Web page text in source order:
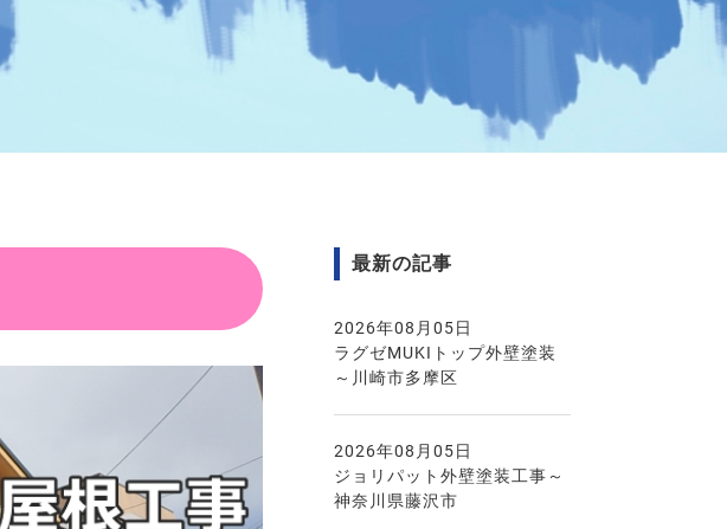
最新の記事
2026年08月05日
ラグゼMUKIトップ外壁塗装
～川崎市多摩区
2026年08月05日
ジョリパット外壁塗装工事～
神奈川県藤沢市